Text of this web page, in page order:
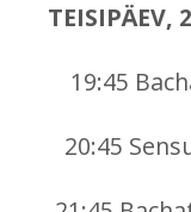
TEISIPÄEV,
19:45
20:45